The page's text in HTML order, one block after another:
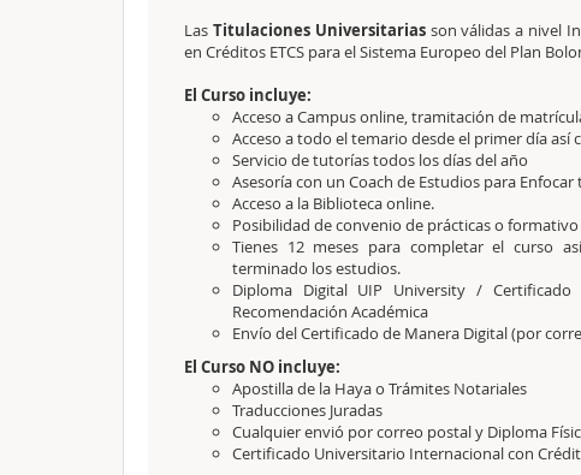
Las Titulaciones Universitariasson válidas a nivel
en Créditos ETCS para el Sistema Europeo del Plan
El Curso incluye:
Acceso a Campus online, tramitación de
Acceso a todo el temario desde el primer día así
Servicio de tutorías todos los días del año
Asesoría con un Coach de Estudios para
Acceso a la Biblioteca online.
Posibilidad de convenio de prácticas o
Tienes 12 meses para completar el curso
terminado los estudios.
Diploma Digital UIP University / Certificado
Recomendación Académica
Envío del Certificado de Manera Digital (por
El Curso NO incluye:
Apostilla de la Haya o Trámites Notariales
Traducciones Juradas
Cualquier envió por correo postal y Diploma
Certificado Universitario Internacional con